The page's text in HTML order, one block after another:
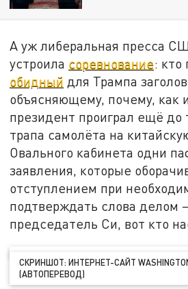
А уж либеральная пресса
устроила соревнование: кто
обидный для Трампа
объясняющему, почему, как
президент проиграл ещё до
трапа самолёта на
Овального кабинета одни
заявления, которые
отступлением при
подтверждать слова делом
председатель Си, вот кто
СКРИНШОТ: ИНТЕРНЕТ-САЙТ
(АВТОПЕРЕВОД)